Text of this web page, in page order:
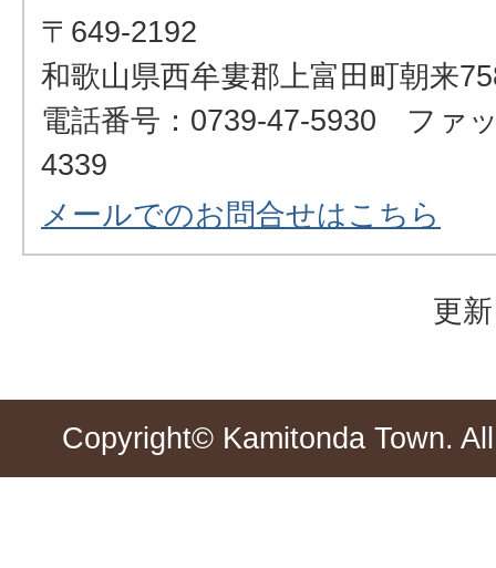
〒649-2192
和歌山県西牟婁郡上富田町朝来
電話番号：0739-47-5930 ファ
4339
メールでのお問合せはこちら
更
Copyright© Kamitonda Town.